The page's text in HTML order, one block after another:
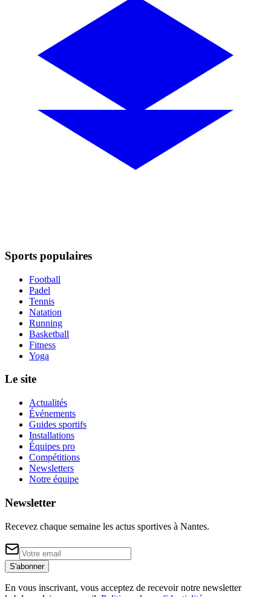
Sports populaires
Football
Padel
Tennis
Natation
Running
Basketball
Fitness
Yoga
Le site
Actualités
Événements
Guides sportifs
Installations
Équipes pro
Compétitions
Newsletters
Notre équipe
Newsletter
Recevez chaque semaine les actus sportives à Nantes.
S'abonner
En vous inscrivant, vous acceptez de recevoir notre newsletter